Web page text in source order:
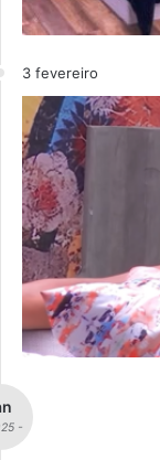
3 fevereiro
-